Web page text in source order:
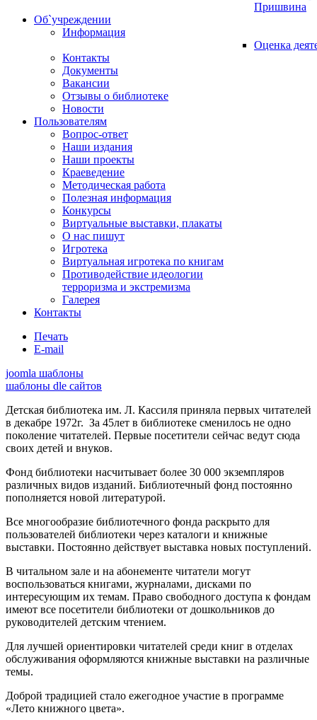
Пришвина
Об`учреждении
Информация
Оценка
Контакты
Документы
Вакансии
Отзывы о библиотеке
Новости
Пользователям
Вопрос-ответ
Наши издания
Наши проекты
Краеведение
Методическая работа
Полезная информация
Конкурсы
Виртуальные выставки, плакаты
О нас пишут
Игротека
Виртуальная игротека по книгам
Противодействие идеологии
терроризма и экстремизма
Галерея
Контакты
Печать
E-mail
joomla шаблоны
шаблоны dle сайтов
Детская библиотека им. Л. Кассиля приняла первых читателей
в декабре 1972г. За 45лет в библиотеке сменилось не одно
поколение читателей. Первые посетители сейчас ведут сюда
своих детей и внуков.
Фонд библиотеки насчитывает более 30 000 экземпляров
различных видов изданий. Библиотечный фонд постоянно
пополняется новой литературой.
Все многообразие библиотечного фонда раскрыто для
пользователей библиотеки через каталоги и книжные
выставки. Постоянно действует выставка новых поступлений.
В читальном зале и на абонементе читатели могут
воспользоваться книгами, журналами, дисками по
интересующим их темам. Право свободного доступа к фондам
имеют все посетители библиотеки от дошкольников до
руководителей детским чтением.
Для лучшей ориентировки читателей среди книг в отделах
обслуживания оформляются книжные выставки на различные
темы.
Доброй традицией стало ежегодное участие в программе
«Лето книжного цвета».